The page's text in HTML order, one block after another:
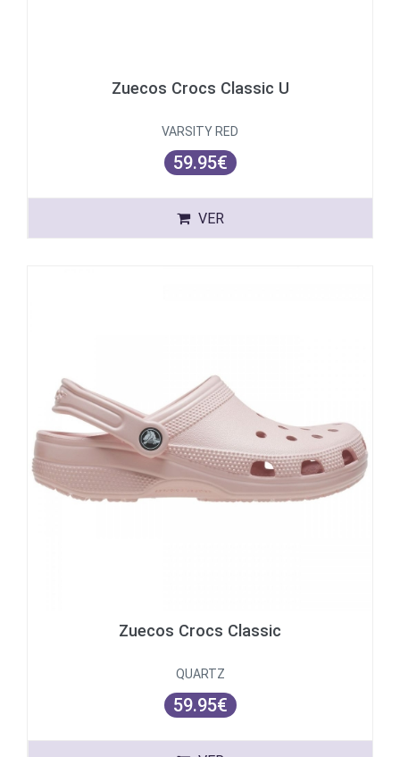
Zuecos Crocs Classic U
VARSITY RED
59.95€
VER
Zuecos Crocs Classic
QUARTZ
59.95€